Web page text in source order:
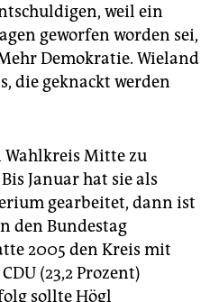
weil ein
geworfen worden sei,
Demokratie. Wieland
die geknackt werden
Wahlkreis Mitte zu
Januar hat sie als
gearbeitet, dann ist
den Bundestag
2005 den Kreis mit
(23,2 Prozent)
sollte Högl